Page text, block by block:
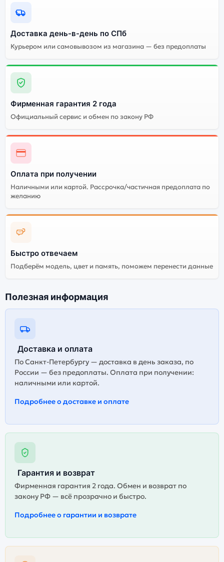
Доставка день-в-день по СПб
Курьером или самовывозом из магазина — без предоплаты
Фирменная гарантия 2 года
Официальный сервис и обмен по закону РФ
Оплата при получении
Наличными или картой. Рассрочка/частичная предоплата по
желанию
Быстро отвечаем
Подберём модель, цвет и память, поможем перенести данные
Полезная информация
Доставка и оплата
По Санкт-Петербургу — доставка в день заказа, по
России — без предоплаты. Оплата при получении:
наличными или картой.
Подробнее о доставке и оплате
Гарантия и возврат
Фирменная гарантия 2 года. Обмен и возврат по
закону РФ — всё прозрачно и быстро.
Подробнее о гарантии и возврате